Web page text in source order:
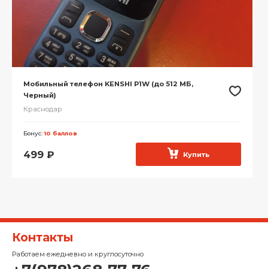
Мобильный телефон KENSHI P1W (до 512 МБ,
Черный)
Краснодар
Бонус:10 баллов
499 ₽ Купить
Контакты
Работаем ежедневно и круглосуточно